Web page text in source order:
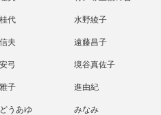
代 水野綾子
夫 遠藤昌子
弓 境谷真佐子
子 進由紀
うあゆ みなみ